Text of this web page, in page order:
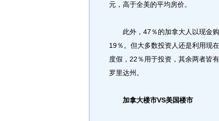
元，高于全美的平均房价。
此外，47％的加拿大人以现金购
19％。但大多数投资人还是利用现
度假，22％用于投资，其余两者皆
罗里达州。
加拿大楼市VS美国楼市